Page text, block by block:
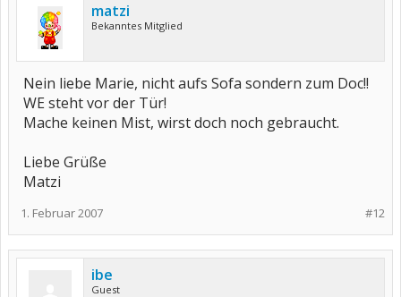
matzi
Bekanntes Mitglied
Nein liebe Marie, nicht aufs Sofa sondern zum Doc!!
WE steht vor der Tür!
Mache keinen Mist, wirst doch noch gebraucht.
Liebe Grüße
Matzi
#12
1. Februar 2007
ibe
Guest